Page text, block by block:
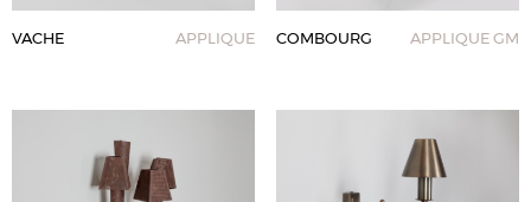
VACHE APPLIQUE COMBOURG APPLIQUE GM